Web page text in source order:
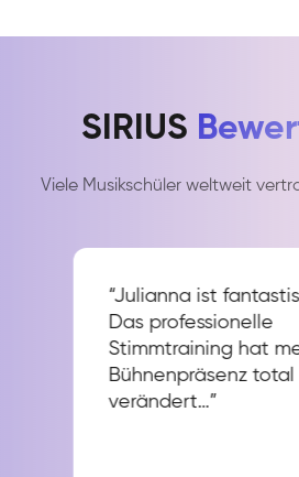
SIRIUS
Viele Musikschüler weltweit
“Julianna ist
Das professionelle
Stimmtraining hat
Bühnenpräsenz total
verändert…”